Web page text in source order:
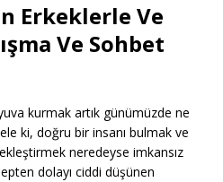
Erkeklerle Ve
Ve Sohbet
kurmak artık günümüzde ne
ki, doğru bir insanı bulmak ve
neredeyse imkansız
dolayı ciddi düşünen